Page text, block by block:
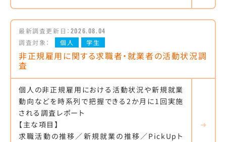
最新調査更新日： 2026.08.04
調査対象：
個人 学生
非正規雇用に関する求職者・就業者の活動状況調
査
個人の非正規雇用における活動状況や新規就業
動向などを時系列で把握できる2か月に1回実施
される調査レポート
【主な項目】
求職活動の推移／新規就業の推移／PickUpト